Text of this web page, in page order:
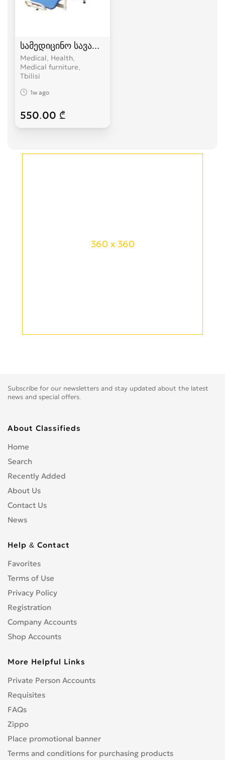
სამედიცინო სავარძელი
Medical, Health,
Medical furniture
Tbilisi
1w ago
550.00 ₾
360 x 360
Subscribe for our newsletters and stay updated about the latest
news and special offers.
About Classifieds
Home
Search
Recently Added
About Us
Contact Us
News
Help & Contact
Favorites
Terms of Use
Privacy Policy
Registration
Company Accounts
Shop Accounts
More Helpful Links
Private Person Accounts
Requisites
FAQs
Zippo
Place promotional banner
Terms and conditions for purchasing products